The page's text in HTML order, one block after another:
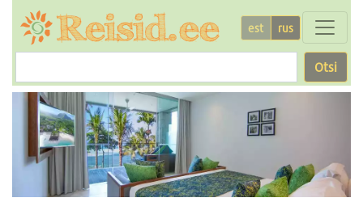
est rus
Otsi